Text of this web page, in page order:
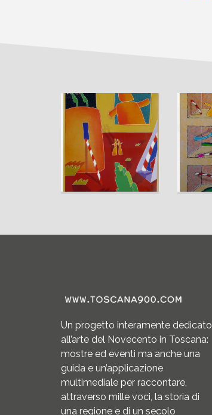
Un progetto interamente dedicato
all’arte del Novecento in Toscana:
mostre ed eventi ma anche una
guida e un’applicazione
multimediale per raccontare,
attraverso mille voci, la storia di
una regione e di un secolo